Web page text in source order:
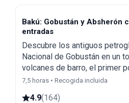
Bakú: Gobustán y Absherón
entradas
Descubre los antiguos
Nacional de Gobustán en un
volcanes de barro, el primer
mezquita Bibi-Heybat y el
7,5 horas • Recogida incluida
4.9(164)